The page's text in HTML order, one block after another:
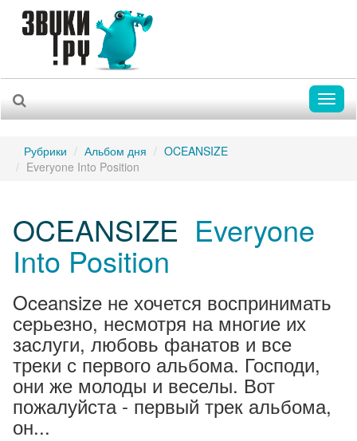
Рубрики Альбом дня
OCEANSIZE
Everyone Into Position
OCEANSIZE Everyone
Into Position
Oceansize не хочется воспринимать
серьезно, несмотря на многие их
заслуги, любовь фанатов и все
треки с первого альбома. Господи,
они же молоды и веселы. Вот
пожалуйста - первый трек альбома,
он...